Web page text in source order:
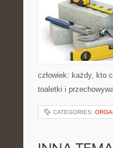
człowiek: każdy, kto
toaletki i
CATEGORIES: